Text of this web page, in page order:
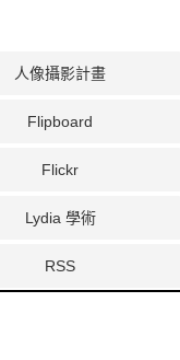
人像攝影計畫
Flipboard
Flickr
Lydia 學術
RSS